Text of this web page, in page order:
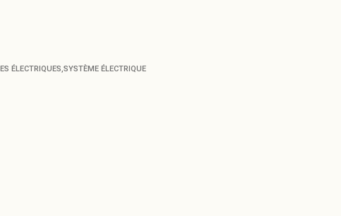
ÉLECTRIQUES,SYSTÈME ÉLECTRIQUE